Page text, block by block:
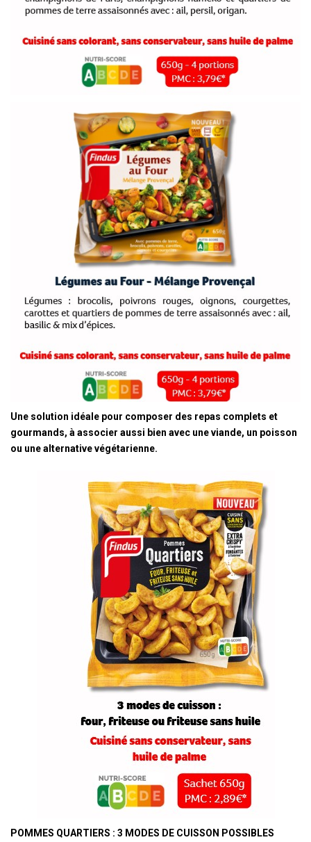
Une solution idéale pour composer des repas complets et
gourmands, à associer aussi bien avec uneviande, un poisson
ou une alternative végétarienne.
POMMES QUARTIERS : 3 MODES DE CUISSON POSSIBLES